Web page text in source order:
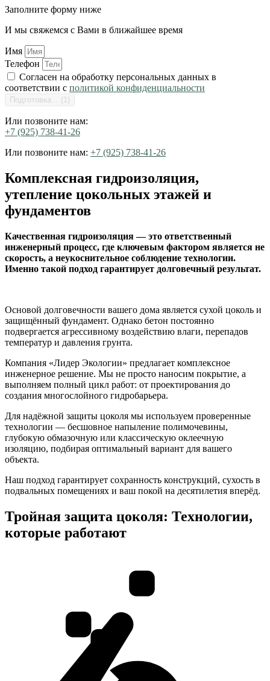
Заполните форму ниже
И мы свяжемся с Вами в ближайшее время
Имя
Телефон
Согласен на обработку персональных данных в
соответствии с политикой конфиденциальности
ОТПРАВИТЬ
Или позвоните нам:
+7 (925) 738-41-26
Или позвоните нам: +7 (925) 738-41-26
Комплексная гидроизоляция,
утепление цокольных этажей и
фундаментов
Качественная гидроизоляция — это ответственный
инженерный процесс, где ключевым фактором является не
скорость, а неукоснительное соблюдение технологии.
Именно такой подход гарантирует долговечный результат.
Основой долговечности вашего дома является сухой цоколь и
защищённый фундамент. Однако бетон постоянно
подвергается агрессивному воздействию влаги, перепадов
температур и давления грунта.
Компания «Лидер Экологии» предлагает комплексное
инженерное решение. Мы не просто наносим покрытие, а
выполняем полный цикл работ: от проектирования до
создания многослойного гидробарьера.
Для надёжной защиты цоколя мы используем проверенные
технологии — бесшовное напыление полимочевины,
глубокую обмазочную или классическую оклеечную
изоляцию, подбирая оптимальный вариант для вашего
объекта.
Наш подход гарантирует сохранность конструкций, сухость в
подвальных помещениях и ваш покой на десятилетия вперёд.
Тройная защита цоколя: Технологии,
которые работают